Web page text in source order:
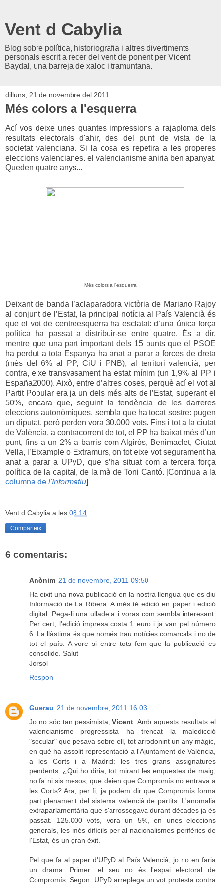
Vent d Cabylia
Blog sobre política, historiografia i altres divertiments
personals escrit a recer del vent de ponent per Vicent
Baydal, una barreja de xaloc i tramuntana.
dilluns, 21 de novembre del 2011
Més colors a l'esquerra
Ací vos deixe unes quantes impressions a rajaploma dels
resultats electorals d'ahir, des del punt de vista de la
societat valenciana. Si la cosa es repetira a les properes
eleccions valencianes, el valencianisme aniria ben apanyat.
Queden quatre anys...
Més colors a l'esquerra
Deixant de banda l’aclaparadora victòria de Mariano Rajoy
al conjunt de l’Estat, la principal notícia al País Valencià és
que el vot de centreesquerra ha esclatat: d’una única força
política ha passat a distribuir-se entre quatre. És a dir,
mentre que una part important dels 15 punts que el PSOE
ha perdut a tota Espanya ha anat a parar a forces de dreta
(més del 6% al PP, CiU i PNB), al territori valencià, per
contra, eixe transvasament ha estat mínim (un 1,9% al PP i
España2000). Això, entre d’altres coses, perquè ací el vot al
Partit Popular era ja un dels més alts de l’Estat, superant el
50%, encara que, seguint la tendència de les darreres
eleccions autonòmiques, sembla que ha tocat sostre: pugen
un diputat, però perden vora 30.000 vots. Fins i tot a la ciutat
de València, a contracorrent de tot, el PP ha baixat més d’un
punt, fins a un 2% a barris com Algirós, Benimaclet, Ciutat
Vella, l’Eixample o Extramurs, on tot eixe vot segurament ha
anat a parar a UPyD, que s’ha situat com a tercera força
política de la capital, de la mà de Toni Cantó. [Continua a la
columna de l'Informatiu]
Vent d Cabylia a les 08:14
Comparteix
6 comentaris:
Anònim 21 de novembre, 2011 09:50
Ha eixit una nova publicació en la nostra llengua que es diu
Informació de La Ribera. A més té edició en paper i edició
digital. Pega-li una ulladeta i voras com sembla interesant.
Per cert, l'edició impresa costa 1 euro i ja van pel número
6. La llàstima és que només trau notícies comarcals i no de
tot el país. A vore si entre tots fem que la publicació es
consolide. Salut
Jorsol
Respon
Guerau 21 de novembre, 2011 16:03
Jo no sóc tan pessimista,Vicent . Amb aquests resultats el
valencianisme progressista ha trencat la maledicció
"secular" que pesava sobre ell, tot arrodonint un any màgic,
en què ha assolit representació a l'Ajuntament de València,
a les Corts i a Madrid: les tres grans assignatures
pendents. ¿Qui ho diria, tot mirant les enquestes de maig,
no fa ni sis mesos, que deien que Compromís no entrava a
les Corts? Ara, per fi, ja podem dir que Compromís forma
part plenament del sistema valencià de partits. L'anomalia
extraparlamentària que s'arrossegava durant dècades ja és
passat. 125.000 vots, vora un 5%, en unes eleccions
generals, les més difícils per al nacionalismes perifèrics de
l'Estat, és un gran èxit.
Pel que fa al paper d'UPyD al País Valencià, jo no en faria
un drama. Primer: el seu no és l'espai electoral de
Compromís. Segon: UPyD arreplega un vot protesta contra